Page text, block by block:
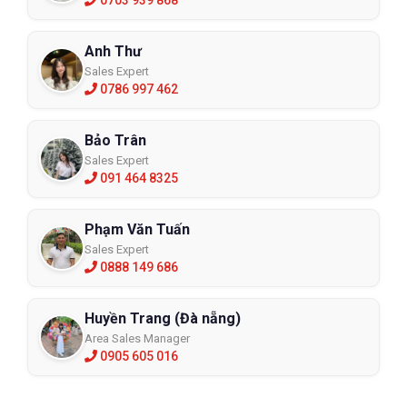
phong cách thể thao không lẫn đi đâu được. Cùng với đó là thiết
kế vô cùng tinh tế đem đến cho người dùng một sản phẩm giày
bảo hộ lao động thể thao tuyệt vời. Ziben thường thiên về các
và phù hợp với mọi đối tượng. Một kiểu thiết kế mới lạ của dòng
sản phẩm này đó là với những khóa vặn giúp điều chỉnh độ siết
chặt sao cho vừa với đôi chân. Tuy nhiên, giày Ziben thường có
Giày bảo hộ lao động thể thao Takumi
Anh Thư
Sales Expert
0786 997 462
Bảo Trân
Sales Expert
091 464 8325
Phạm Văn Tuấn
Sales Expert
0888 149 686
Huyền Trang (Đà nẵng)
Area Sales Manager
0905 605 016